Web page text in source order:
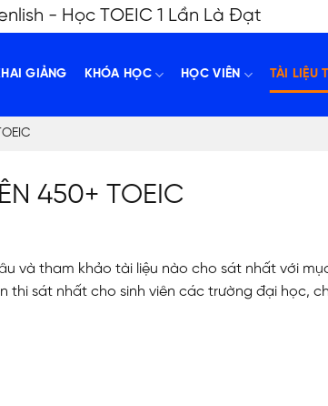
- Học TOEIC 1 Lần Là Đạt
GIẢNG KHÓA HỌC HỌC VIÊN TÀI LIỆU
450+ TOEIC
và tham khảo tài liệu nào cho sát nhất với
thi sát nhất cho sinh viên các trường đại học,